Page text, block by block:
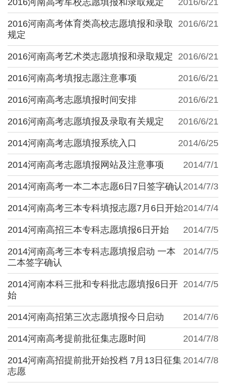
2016/6/21
2016河南高考体育类高校志愿填报和录取
规定
2016/6/21
2016河南高考艺术类志愿填报和录取规定
2016/6/21
2016河南高考填报志愿注意事项
2016/6/21
2016河南高考志愿填报时间安排
2016/6/21
2016河南高考志愿填报及录取有关规定
2014/6/25
2014河南高考志愿填报系统入口
2014/7/1
2014河南高考志愿填报网站及注意事项
2014/7/3
2014河南高考一本二本志愿6日7日签字确认
2014/7/4
2014河南高考三本专科填报志愿7月6日开始
2014/7/5
2014河南高招三本专科志愿填报6日开始
2014/7/5
2014河南高考三本专科志愿填报启动 一本
二本签字确认
2014/7/5
2014河南本科三批和专科批志愿填报6日开
始
2014/7/6
2014河南高招第三次志愿填报今日启动
2014/7/8
2014河南高考提前批征集志愿时间
2014/7/8
2014河南高招提前批开始投档 7月13日征集
志愿